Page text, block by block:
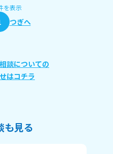
を表示
つぎへ
談についての
はコチラ
も見る